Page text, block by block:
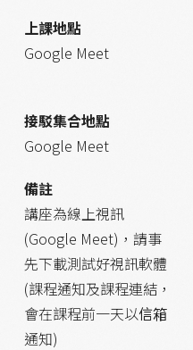
上課地點
Google Meet
接駁集合地點
Google Meet
備註
講座為線上視訊
(Google Meet)，請事
先下載測試好視訊軟體
(課程通知及課程連結，
會在課程前一天以信箱
通知)